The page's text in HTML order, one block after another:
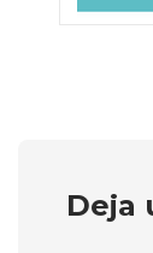
Deja